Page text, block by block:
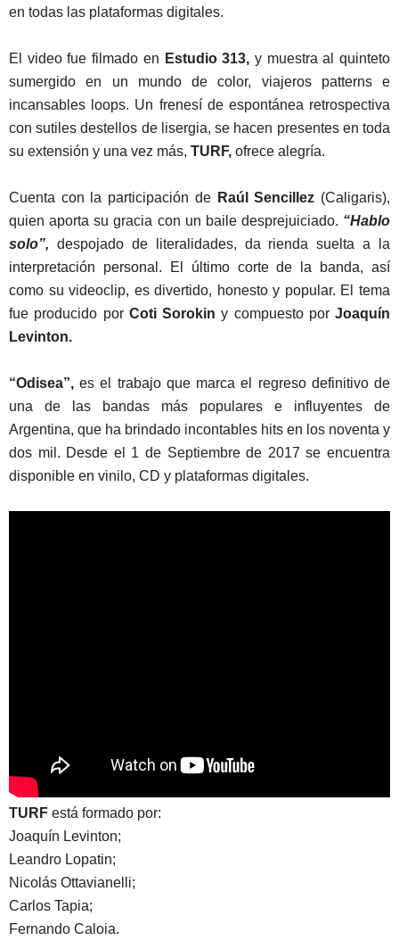
en todas las plataformas digitales.
El video fue filmado en Estudio 313, y muestra al quinteto
sumergido en un mundo de color, viajeros patterns e
incansables loops. Un frenesí de espontánea retrospectiva
con sutiles destellos de lisergia, se hacen presentes en toda
su extensión y una vez más, TURF, ofrece alegría.
Cuenta con la participación de Raúl Sencillez (Caligaris),
quien aporta su gracia con un baile desprejuiciado. “Hablo
solo”, despojado de literalidades, da rienda suelta a la
interpretación personal. El último corte de la banda, así
como su videoclip, es divertido, honesto y popular. El tema
fue producido por Coti Sorokin y compuesto por Joaquín
Levinton.
“Odisea”, es el trabajo que marca el regreso definitivo de
una de las bandas más populares e influyentes de
Argentina, que ha brindado incontables hits en los noventa y
dos mil. Desde el 1 de Septiembre de 2017 se encuentra
disponible en vinilo, CD y plataformas digitales.
TURF está formado por:
Joaquín Levinton;
Leandro Lopatin;
Nicolás Ottavianelli;
Carlos Tapia;
Fernando Caloia.